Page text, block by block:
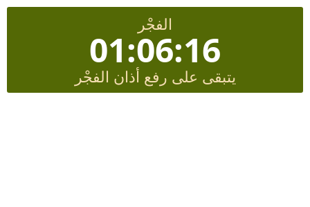
الفجْر
01:06:15
يتبقى على رفع أذان الفجْر